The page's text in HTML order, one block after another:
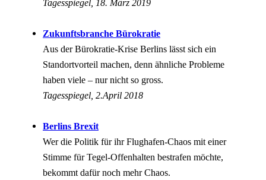
Tagesspiegel, 18. März 2019
Zukunftsbranche Bürokratie
Aus der Bürokratie-Krise Berlins lässt sich ein
Standortvorteil machen, denn ähnliche Probleme
haben viele – nur nicht so gross.
Tagesspiegel, 2.April 2018
Berlins Brexit
Wer die Politik für ihr Flughafen-Chaos mit einer
Stimme für Tegel-Offenhalten bestrafen möchte,
bekommt dafür noch mehr Chaos.